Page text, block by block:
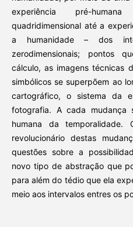
experiência pré-
quadridimensional até a
a humanidade – dos
zerodimensionais; pontos
cálculo, as imagens técnicas
simbólicos se superpõem ao
cartográfico, o sistema da
fotografia. A cada mudança
humana da
revolucionário destas
questões sobre a
novo tipo de abstração que
para além do tédio que ela
meio aos intervalos entres os